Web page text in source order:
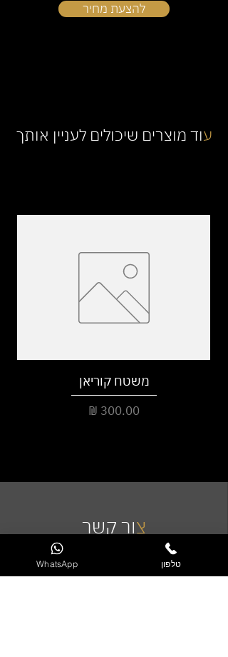
להצעת מחיר
עוד מוצרים שיכולים לעניין אותך
משטח קוריאן
מחיר
צור קשר
WhatsApp טלפון